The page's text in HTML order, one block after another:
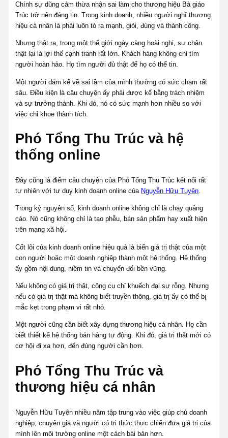
Chính sự dũng cảm thừa nhận sai làm cho thương hiệu Bà giáo
Trúc trở nên đáng tin. Trong kinh doanh, nhiều người nghĩ thương
hiệu cá nhân là phải luôn tỏ ra mạnh, giỏi, đúng và thành công.
Nhưng thật ra, trong một thế giới ngày càng hoài nghi, sự chân
thật lại là lợi thế cạnh tranh rất lớn. Khách hàng không chỉ tìm
người hoàn hảo. Họ tìm người đủ thật để họ có thể tin.
Một người dám kể về sai lầm của mình thường có sức chạm rất
sâu. Điều kiện là câu chuyện ấy phải được kể bằng trách nhiệm
và sự trưởng thành. Khi đó, nó có sức mạnh hơn nhiều so với
việc chỉ khoe thành tích.
Phó Tổng Thu Trúc và hệ
thống online
Đây cũng là điểm câu chuyện của Phó Tổng Thu Trúc kết nối rất
tự nhiên với tư duy kinh doanh online của Nguyễn Hữu Tuyên.
Trong kỷ nguyên số, kinh doanh online không chỉ là chạy quảng
cáo. Nó cũng không chỉ là tạo phễu, bán sản phẩm hay xuất hiện
trên mạng xã hội.
Cốt lõi của kinh doanh online hiệu quả là biến giá trị thật của một
con người hoặc một doanh nghiệp thành một hệ thống. Hệ thống
ấy gồm nội dung, niềm tin và chuyển đổi bền vững.
Nếu không có giá trị thật, công cụ chỉ khuếch đại sự rỗng. Nhưng
nếu có giá trị thật mà không biết truyền thông, giá trị ấy có thể bị
mắc kẹt trong phạm vi rất nhỏ.
Một người cũng cần biết xây dựng thương hiệu cá nhân. Họ cần
biết thiết kế hệ thống bán hàng tự động. Khi đó, giá trị thật mới có
cơ hội đi xa hơn, đến đúng người cần hơn.
Phó Tổng Thu Trúc và
thương hiệu cá nhân
Nguyễn Hữu Tuyên nhiều năm tập trung vào việc giúp chủ doanh
nghiệp, chuyên gia và người có tri thức thực chiến đưa giá trị của
mình lên môi trường online một cách bài bản hơn.